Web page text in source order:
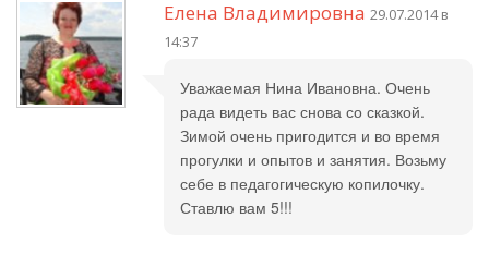
Елена Владимировна 29.07.2014 в
14:37
Уважаемая Нина Ивановна. Очень
рада видеть вас снова со сказкой.
Зимой очень пригодится и во время
прогулки и опытов и занятия. Возьму
себе в педагогическую копилочку.
Ставлю вам 5!!!